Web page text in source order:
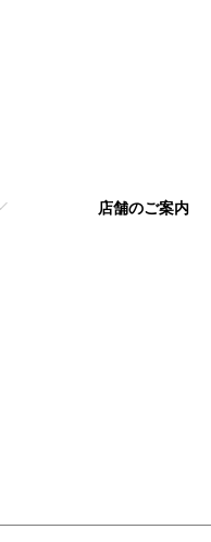
店舗のご案内